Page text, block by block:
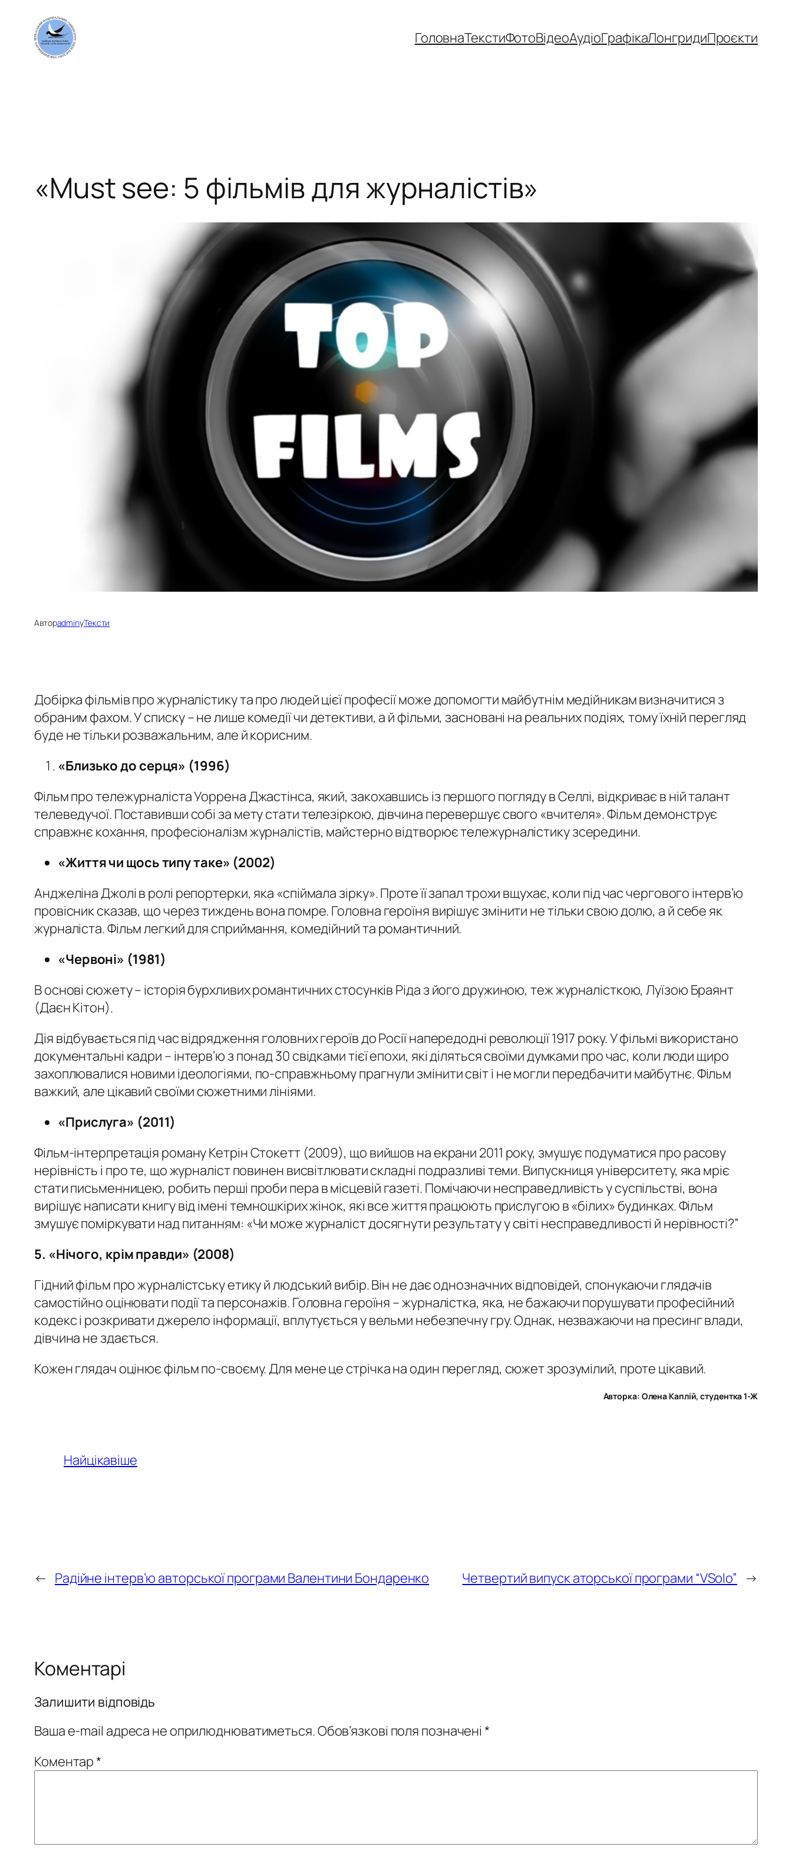
Перейти
вмісту
ГоловнаТекстиФотоВідеоАудіоГрафікаЛонгридиПроєкти
«Must see: 5 фільмів для журналістів»
АвторadminуТексти
Добірка фільмів про журналістику та про людей цієї професії може допомогти майбутнім медійникам визначитися з
обраним фахом. У списку–не лише комедії чи детективи, а й фільми, засновані на реальних подіях, тому їхній перегляд
буде не тільки розважальним, але й корисним.
«Близько до серця» (1996)
Фільм про тележурналіста Уоррена Джастінса, який, закохавшись із першого погляду в Селлі, відкриває в ній талант
телеведучої. Поставивши собі за мету стати телезіркою, дівчина перевершує свого «вчителя». Фільм демонструє
справжнє кохання, професіоналізм журналістів, майстерно відтворює тележурналістику зсередини.
«Життя чи щось типу таке» (2002)
Анджеліна Джолі в ролі репортерки, яка «спіймала зірку». Проте її запал трохи вщухає, коли під час чергового інтерв’ю
провісник сказав, що через тиждень вона помре. Головна героїня вирішує змінити не тільки свою долю, а й себе як
журналіста. Фільм легкий для сприймання, комедійний та романтичний.
«Червоні» (1981)
В основі сюжету – історія бурхливих романтичних стосунків Ріда з його дружиною, теж журналісткою, Луїзою Браянт
(Даєн Кітон).
Дія відбувається під час відрядження головних героїв до Росії напередодні революції 1917 року. У фільмі використано
документальні кадри – інтерв’ю з понад 30 свідками тієї епохи, які діляться своїми думками про час, коли люди щиро
захоплювалися новими ідеологіями, по-справжньому прагнули змінити світ і не могли передбачити майбутнє. Фільм
важкий, але цікавий своїми сюжетними лініями.
«Прислуга» (2011)
Фільм-інтерпретація роману Кетрін Стокетт (2009), що вийшов на екрани 2011 року, змушує подуматися про расову
нерівність і про те, що журналіст повинен висвітлювати складні подразливі теми. Випускниця університету, яка мріє
стати письменницею, робить перші проби пера в місцевій газеті. Помічаючи несправедливість у суспільстві, вона
вирішує написати книгу від імені темношкірих жінок, які все життя працюють прислугою в «білих» будинках. Фільм
змушує поміркувати над питанням: «Чи може журналіст досягнути результату у світі несправедливості й нерівності?”
5. «Нічого, крім правди» (2008)
Гідний фільм про журналістську етику й людський вибір. Він не дає однозначних відповідей, спонукаючи глядачів
самостійно оцінювати події та персонажів. Головна героїня – журналістка, яка, не бажаючи порушувати професійний
кодекс і розкривати джерело інформації, вплутується у вельми небезпечну гру. Однак, незважаючи на пресинг влади,
дівчина не здається.
Кожен глядач оцінює фільм по-своєму. Для мене це стрічка на один перегляд, сюжет зрозумілий, проте цікавий.
Авторка: Олена Каплій, студентка 1-Ж
Найцікавіше
← Радійне інтерв’ю авторської програми Валентини Бондаренко Четвертий випуск аторської програми “VSolo” →
Коментарі
Залишити відповідь
Ваша e-mail адреса не оприлюднюватиметься.Обов’язкові поля позначені*
Коментар*